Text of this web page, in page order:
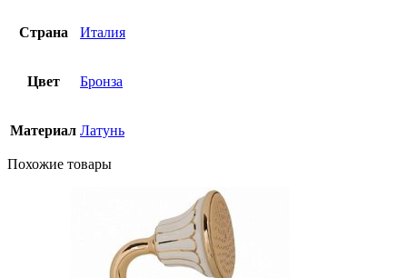
Страна Италия
Цвет Бронза
Материал Латунь
Похожие товары